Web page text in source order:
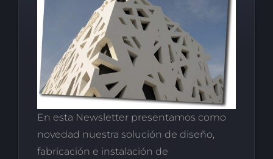
En esta Newsletter presentamos como
novedad nuestra solución de diseño,
fabricación e instalación de